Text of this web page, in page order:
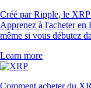
Créé par Ripple, le
Apprenez à l'acheter en
même si vous débutez
Learn more
Comment acheter du